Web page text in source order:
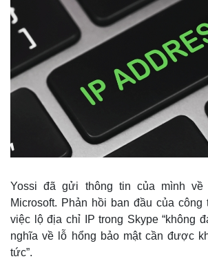
Kinh tế
Khởi nghiệp
Thị
Tiêu dùng
Tỷ giá
Chứng
Giá cà
Yossi đã gửi thông tin của mình
Microsoft. Phản hồi ban đầu của
việc lộ địa chỉ IP trong Skype “không
nghĩa về lỗ hổng bảo mật cần được
tức”.